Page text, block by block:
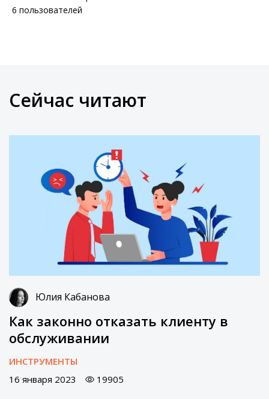
6 пользователей
Сейчас читают
Юлия Кабанова
Как законно отказать клиенту в
обслуживании
ИНСТРУМЕНТЫ
16 января 2023
19905